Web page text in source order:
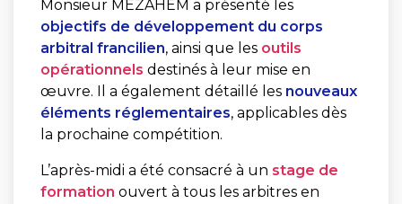
Monsieur MEZAHEM a présenté les
objectifs de développement du corps
arbitral francilien, ainsi que les outils
opérationnels destinés à leur mise en
œuvre. Il a également détaillé les nouveaux
éléments réglementaires, applicables dès
la prochaine compétition.
L’après-midi a été consacré à un stage de
formation ouvert à tous les arbitres en